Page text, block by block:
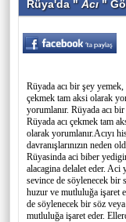
Rüya'da "Acı"
Rüyada acı bir şey
çekmek tam aksi olarak
yorumlanır. Rüyada acı
Rüyada acı çekmek tam
olarak yorumlanır.Acıyı
davranışlarınızın neden
Rüyasinda aci biber
alacagina delalet eder.
sevince de söylenecek bir
huzur ve mutluluğa işaret
de söylenecek bir söz
mutluluğa işaret eder.